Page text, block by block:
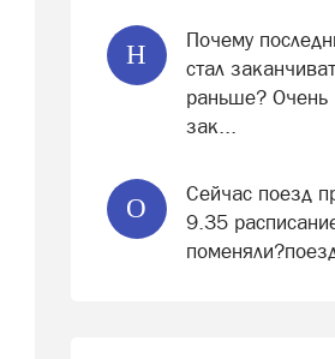
Н
Почему
стал
раньше? Очень
зак...
О
Сейчас поезд
9.35